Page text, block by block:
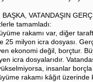
VATANDAŞIN
tamamladı:
rakamı var, diğer
25 milyon icra dosyası.
ekonomi değil, borçtur.
icra dosyalarıdır.
insanlar
rakamı kâğıt üzerinde